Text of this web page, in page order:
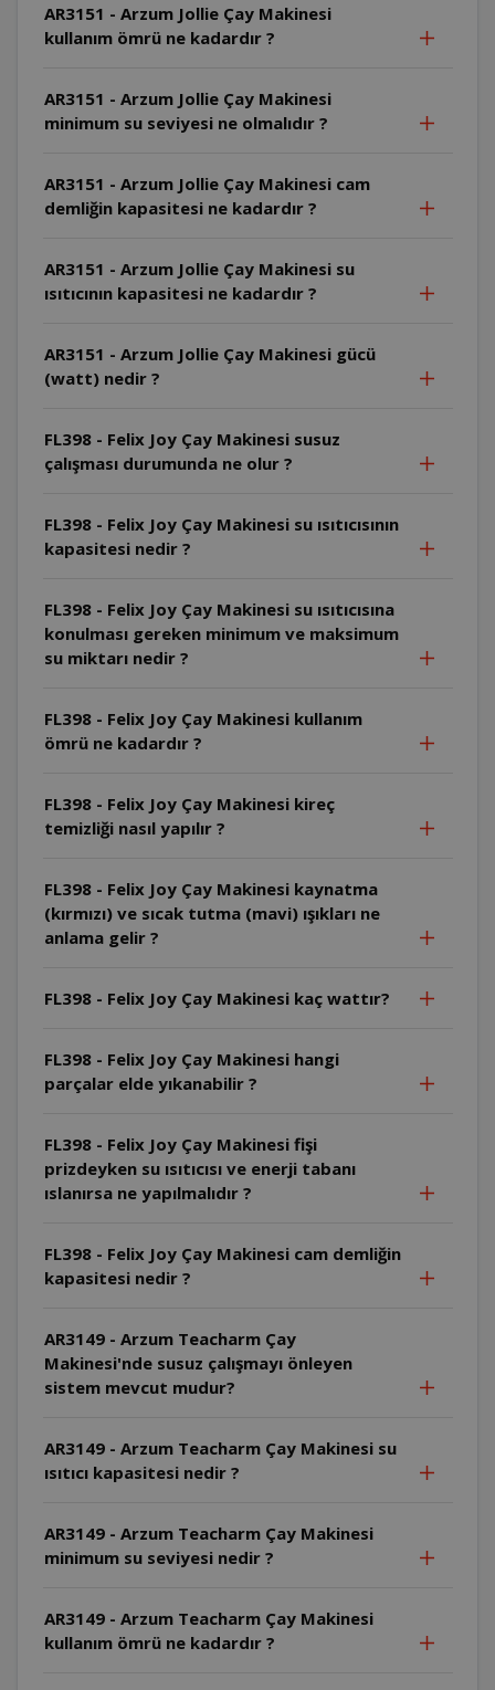
AR3151 - Arzum Jollie Çay Makinesi
kullanım ömrü ne kadardır ?
AR3151 - Arzum Jollie Çay Makinesi
minimum su seviyesi ne olmalıdır ?
AR3151 - Arzum Jollie Çay Makinesi cam
demliğin kapasitesi ne kadardır ?
AR3151 - Arzum Jollie Çay Makinesi su
ısıtıcının kapasitesi ne kadardır ?
AR3151 - Arzum Jollie Çay Makinesi gücü
(watt) nedir ?
FL398 - Felix Joy Çay Makinesi susuz
çalışması durumunda ne olur ?
FL398 - Felix Joy Çay Makinesi su ısıtıcısının
kapasitesi nedir ?
FL398 - Felix Joy Çay Makinesi su ısıtıcısına
konulması gereken minimum ve maksimum
su miktarı nedir ?
FL398 - Felix Joy Çay Makinesi kullanım
ömrü ne kadardır ?
FL398 - Felix Joy Çay Makinesi kireç
temizliği nasıl yapılır ?
FL398 - Felix Joy Çay Makinesi kaynatma
(kırmızı) ve sıcak tutma (mavi) ışıkları ne
anlama gelir ?
FL398 - Felix Joy Çay Makinesi kaç wattır?
FL398 - Felix Joy Çay Makinesi hangi
parçalar elde yıkanabilir ?
FL398 - Felix Joy Çay Makinesi fişi
prizdeyken su ısıtıcısı ve enerji tabanı
ıslanırsa ne yapılmalıdır ?
FL398 - Felix Joy Çay Makinesi cam demliğin
kapasitesi nedir ?
AR3149 - Arzum Teacharm Çay
Makinesi'nde susuz çalışmayı önleyen
sistem mevcut mudur?
AR3149 - Arzum Teacharm Çay Makinesi su
ısıtıcı kapasitesi nedir ?
AR3149 - Arzum Teacharm Çay Makinesi
minimum su seviyesi nedir ?
AR3149 - Arzum Teacharm Çay Makinesi
kullanım ömrü ne kadardır ?